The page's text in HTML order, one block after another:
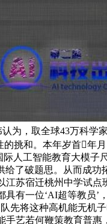
为，取全球43万科学
挑和。本年岁首年
人工智能教育大模子
了破题思。从而成
苏宿迁桃州中学试点
有一位‘AI超等教员’
先将这种高机能无机
艺若何鞭策教育普惠